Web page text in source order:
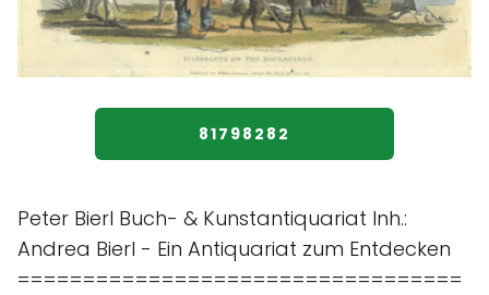
81798282
Peter Bierl Buch- & Kunstantiquariat Inh.:
Andrea Bierl - Ein Antiquariat zum Entdecken
==================================